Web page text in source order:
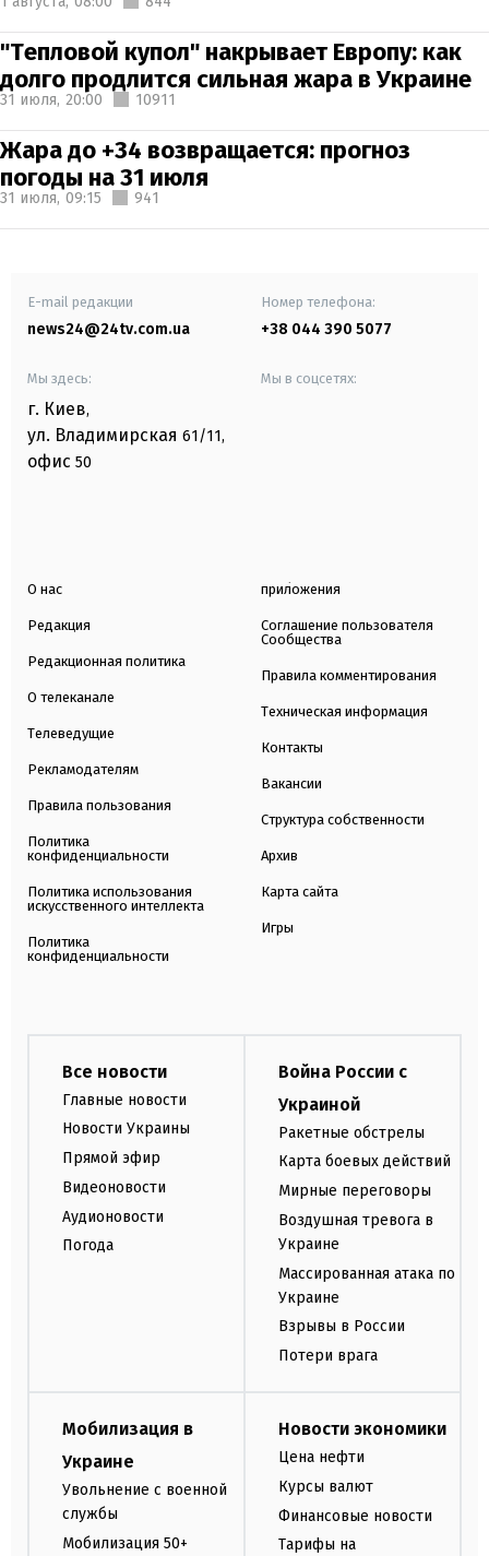
"Тепловой купол" накрывает Европу: как
долго продлится сильная жара в Украине
31 июля, 20:00 10911
Жара до +34 возвращается: прогноз
погоды на 31 июля
31 июля, 09:15 941
E-mail редакции
news24@24tv.com.ua
Номер телефона:
+38 044 390 5077
Мы здесь:
г. Киев,
ул. Владимирская 61/11,
офис 50
Мы в соцсетях:
О нас
Редакция
Редакционная политика
О телеканале
Телеведущие
Рекламодателям
Правила пользования
Политика
конфиденциальности
Политика использования
искусственного интеллекта
Политика
конфиденциальности
приложения
Соглашение пользователя
Сообщества
Правила комментирования
Техническая информация
Контакты
Вакансии
Структура собственности
Архив
Карта сайта
Игры
Все новости
Главные новости
Новости Украины
Прямой эфир
Видеоновости
Аудионовости
Погода
Война России с
Украиной
Ракетные обстрелы
Карта боевых действий
Мирные переговоры
Воздушная тревога в
Украине
Массированная атака по
Украине
Взрывы в России
Потери врага
Мобилизация в
Украине
Увольнение с военной
службы
Мобилизация 50+
Новости экономики
Цена нефти
Курсы валют
Финансовые новости
Тарифы на